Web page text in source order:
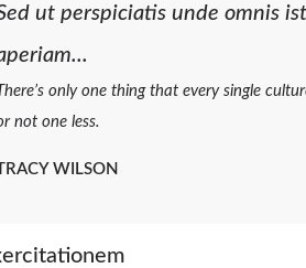
ut perspiciatis unde omnis
There’s only one thing that every single
not one less.
WILSON